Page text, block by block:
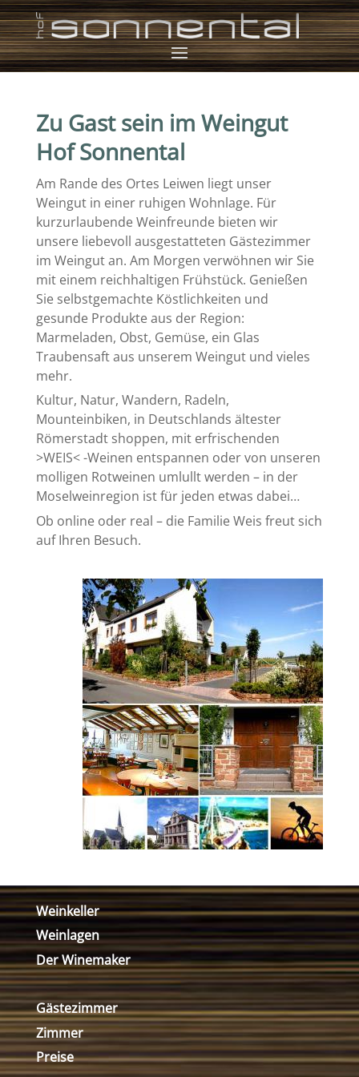
Zu Gast sein im Weingut
Hof Sonnental
Am Rande des Ortes Leiwen liegt unser
Weingut in einer ruhigen Wohnlage. Für
kurzurlaubende Weinfreunde bieten wir
unsere liebevoll ausgestatteten Gästezimmer
im Weingut an. Am Morgen verwöhnen wir Sie
mit einem reichhaltigen Frühstück. Genießen
Sie selbstgemachte Köstlichkeiten und
gesunde Produkte aus der Region:
Marmeladen, Obst, Gemüse, ein Glas
Traubensaft aus unserem Weingut und vieles
mehr.
Kultur, Natur, Wandern, Radeln,
Mounteinbiken, in Deutschlands ältester
Römerstadt shoppen, mit erfrischenden
>WEIS< -Weinen entspannen oder von unseren
molligen Rotweinen umlullt werden – in der
Moselweinregion ist für jeden etwas dabei…
Ob online oder real – die Familie Weis freut sich
auf Ihren Besuch.
Weinkeller
Weinlagen
Der Winemaker
Gästezimmer
Zimmer
Preise